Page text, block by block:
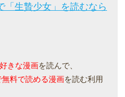
生贄少女」を読むなら
きな漫画を読んで、
料で読める漫画を読む利用